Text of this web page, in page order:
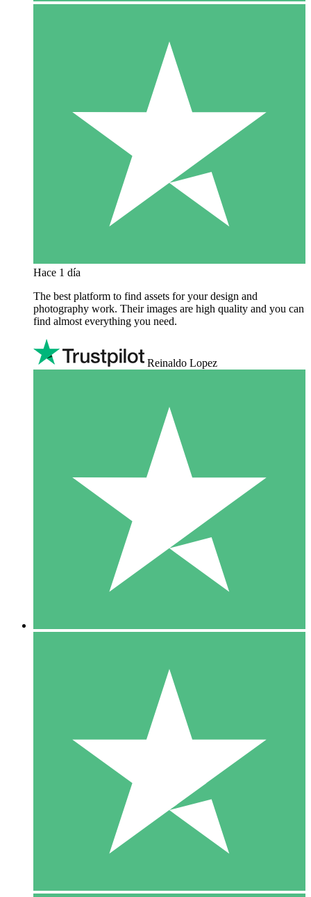
Hace 1 día
The best platform to find assets for your design and
photography work. Their images are high quality and you can
find almost everything you need.
Reinaldo Lopez